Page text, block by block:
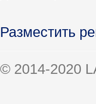
Разместить
© 2014-2020